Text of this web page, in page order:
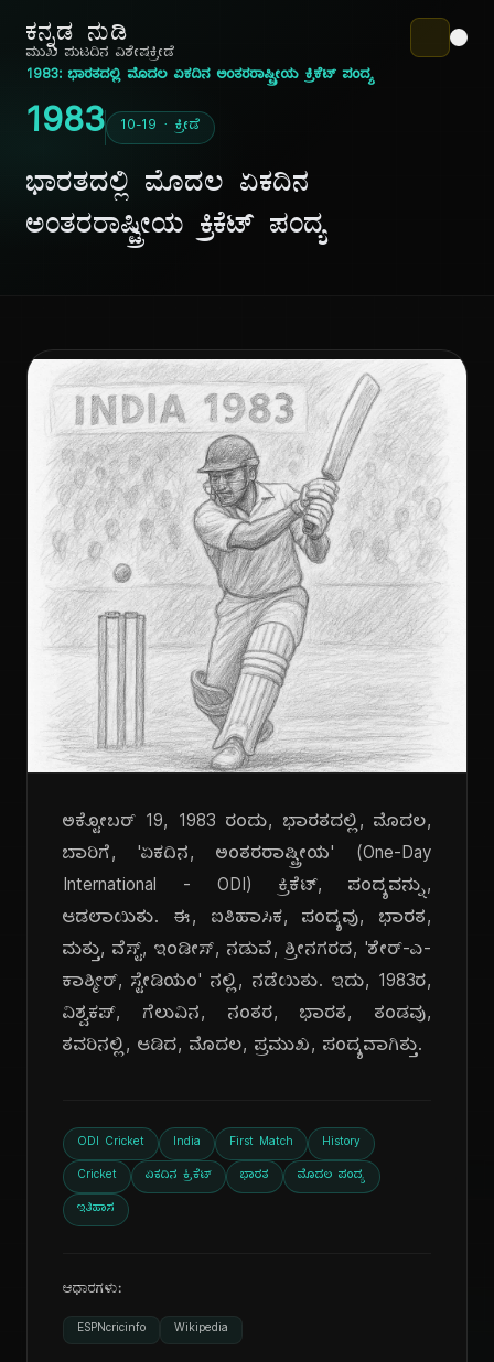
ಕನ್ನಡ ನುಡಿ
ಮುಖ ಪುಟದಿನ ವಿಶೇಷಕ್ರೀಡೆ
1983: ಭಾರತದಲ್ಲಿ ಮೊದಲ ಏಕದಿನ ಅಂತರರಾಷ್ಟ್ರೀಯ ಕ್ರಿಕೆಟ್ ಪಂದ್ಯ
1983 10-19 · ಕ್ರೀಡೆ
ಭಾರತದಲ್ಲಿ ಮೊದಲ ಏಕದಿನ
ಅಂತರರಾಷ್ಟ್ರೀಯ ಕ್ರಿಕೆಟ್ ಪಂದ್ಯ
ಅಕ್ಟೋಬರ್ 19, 1983 ರಂದು, ಭಾರತದಲ್ಲಿ, ಮೊದಲ,
ಬಾರಿಗೆ, 'ಏಕದಿನ, ಅಂತರರಾಷ್ಟ್ರೀಯ' (One-Day
International - ODI) ಕ್ರಿಕೆಟ್, ಪಂದ್ಯವನ್ನು,
ಆಡಲಾಯಿತು. ಈ, ಐತಿಹಾಸಿಕ, ಪಂದ್ಯವು, ಭಾರತ,
ಮತ್ತು, ವೆಸ್ಟ್, ಇಂಡೀಸ್, ನಡುವೆ, ಶ್ರೀನಗರದ, 'ಶೇರ್-ಎ-
ಕಾಶ್ಮೀರ್, ಸ್ಟೇಡಿಯಂ' ನಲ್ಲಿ, ನಡೆಯಿತು. ಇದು, 1983ರ,
ವಿಶ್ವಕಪ್, ಗೆಲುವಿನ, ನಂತರ, ಭಾರತ, ತಂಡವು,
ತವರಿನಲ್ಲಿ, ಆಡಿದ, ಮೊದಲ, ಪ್ರಮುಖ, ಪಂದ್ಯವಾಗಿತ್ತು.
ODI Cricket India First Match History
Cricket ಏಕದಿನ ಕ್ರಿಕೆಟ್ ಭಾರತ ಮೊದಲ ಪಂದ್ಯ
ಇತಿಹಾಸ
ಆಧಾರಗಳು:
ESPNcricinfo Wikipedia